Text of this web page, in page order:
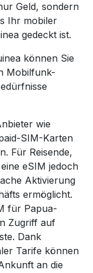
Geld, sondern
Ihr mobiler
gedeckt ist.
können Sie
Mobilfunk-
wie
SIM-Karten
Für Reisende,
eSIM jedoch
Aktivierung
ermöglicht.
für Papua-
Zugriff auf
Dank
Tarife können
an die